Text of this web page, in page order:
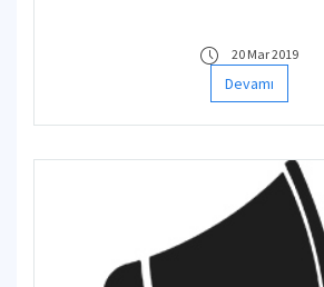
20 Mar 2019
Devamı